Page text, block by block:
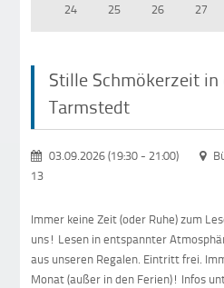
24
25 26 27
Stille Schmökerzeit in
Tarmstedt
03.09.2026 (19:30-21:00)
13
Immer keine Zeit (oder Ruhe) zum
uns! Lesen in entspannter
aus unseren Regalen. Eintritt frei.
Monat (außer in den Ferien)! Infos